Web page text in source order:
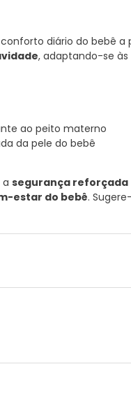
diário do bebê a
, adaptando-se
ao peito materno
da pele do bebê
a segurança reforçada
estar do bebê.